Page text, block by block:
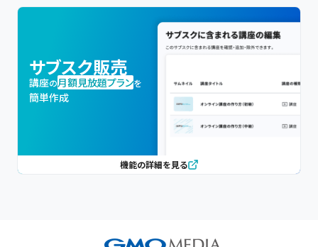
サブスク販売
講座の月額見放題プランを
簡単作成
機能の詳細を見る